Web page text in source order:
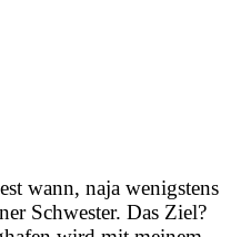
wann, naja wenigstens
Schwester. Das Ziel?